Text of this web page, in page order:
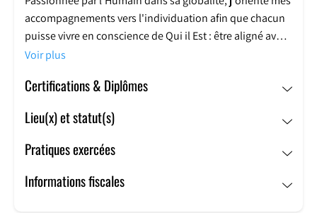
accompagnements vers l'individuation afin que chacun
puisse vivre en conscience de Qui il Est : être aligné avec
soi-m'Aime, retrouver ses valeurs fondatrices, apprendre
dans un environnement de plus en plus exigeant qui
peut générer du stress, la déconnection de son corps,
des pertes de repères et de valeurs, de la démotivation
dans la vie comme au travail.
Voir plus
Certifications & Diplômes
Lieu(x) et statut(s)
Pratiques exercées
Informations fiscales